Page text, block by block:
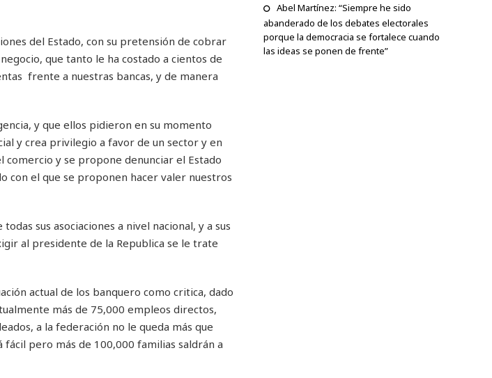
del Estado, con su pretensión de cobrar
que tanto le ha costado a cientos de
frente a nuestras bancas, y de manera
y que ellos pidieron en su momento
y crea privilegio a favor de un sector y en
y se propone denunciar el Estado
con el que se proponen hacer valer nuestros
sus asociaciones a nivel nacional, y a sus
al presidente de la Republica se le trate
actual de los banquero como critica, dado
más de 75,000 empleos directos,
a la federación no le queda más que
pero más de 100,000 familias saldrán a
Abel Martínez: “Siempre he sido
abanderado de los debates electorales
porque la democracia se fortalece cuando
las ideas se ponen de frente”